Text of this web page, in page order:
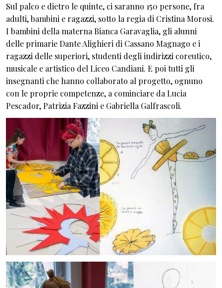
Sul palco e dietro le quinte, ci saranno 150 persone, fra
adulti, bambini e ragazzi, sotto la regia di Cristina Morosi.
I bambini della materna Bianca Garavaglia, gli alunni
delle primarie Dante Alighieri di Cassano Magnago e i
ragazzi delle superiori, studenti degli indirizzi coreutico,
musicale e artistico del Liceo Candiani. E poi tutti gli
insegnanti che hanno collaborato al progetto, ognuno
con le proprie competenze, a cominciare da Lucia
Pescador, Patrizia Fazzini e Gabriella Galfrascoli.